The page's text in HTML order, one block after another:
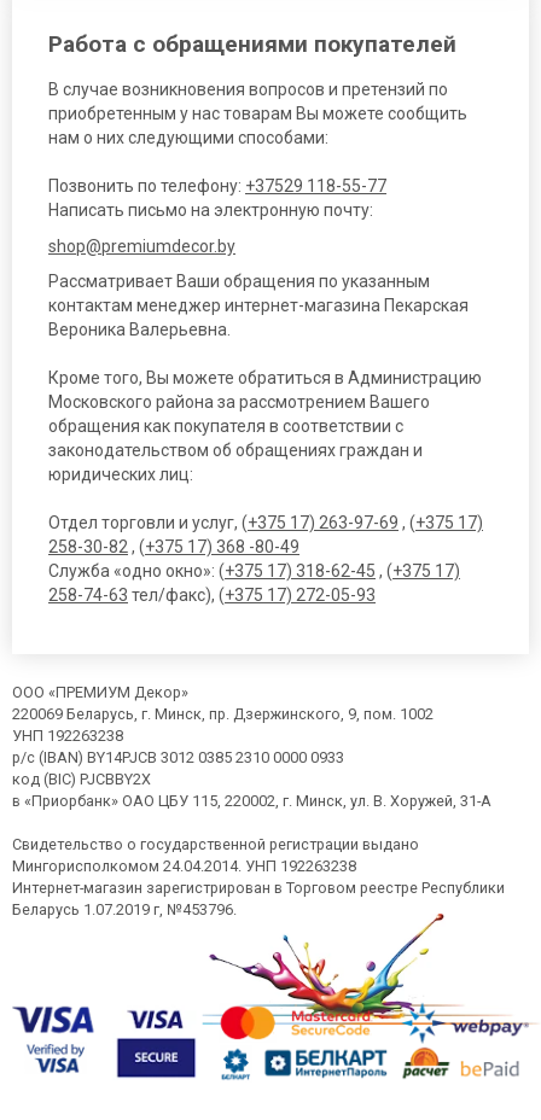
Работа с обращениями покупателей
В случае возникновения вопросов и претензий по
приобретенным у нас товарам Вы можете сообщить
нам о них следующими способами:
Позвонить по телефону: +37529 118-55-77
Написать письмо на электронную почту:
shop@premiumdecor.by
Рассматривает Ваши обращения по указанным
контактам менеджер интернет-магазина Пекарская
Вероника Валерьевна.
Кроме того, Вы можете обратиться в Администрацию
Московского района за рассмотрением Вашего
обращения как покупателя в соответствии с
законодательством об обращениях граждан и
юридических лиц:
Отдел торговли и услуг, (+375 17) 263-97-69 , (+375 17)
258-30-82, (+375 17) 368 -80-49
Служба «одно окно»: (+375 17) 318-62-45 , (+375 17)
258-74-63 тел/факс), (+375 17) 272-05-93
ООО «ПРЕМИУМ Декор»
220069 Беларусь, г. Минск, пр. Дзержинского, 9, пом. 1002
УНП 192263238
р/с (IBAN) BY14PJCB 3012 0385 2310 0000 0933
код (BIC) PJCBBY2X
в «Приорбанк» ОАО ЦБУ 115, 220002, г. Минск, ул. В. Хоружей, 31-А
Свидетельство о государственной регистрации выдано
Мингорисполкомом 24.04.2014. УНП 192263238
Интернет-магазин зарегистрирован в Торговом реестре Республики
Беларусь 1.07.2019 г, №453796.